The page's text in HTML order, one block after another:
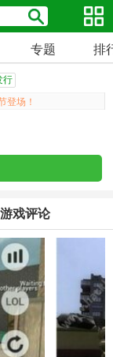
专题 排
行
登场！
游戏评论